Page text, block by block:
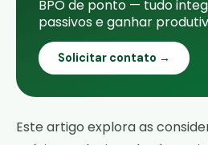
BPO de ponto — tudo
passivos e ganhar
Solicitar contato →
Este artigo explora as